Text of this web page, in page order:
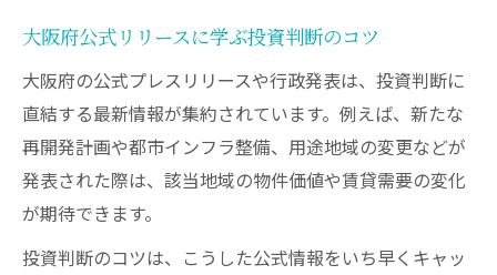
大阪府公式リリースに学ぶ投資判断のコツ
大阪府の公式プレスリリースや行政発表は、投資判断に
直結する最新情報が集約されています。例えば、新たな
再開発計画や都市インフラ整備、用途地域の変更などが
発表された際は、該当地域の物件価値や賃貸需要の変化
が期待できます。
投資判断のコツは、こうした公式情報をいち早くキャッ